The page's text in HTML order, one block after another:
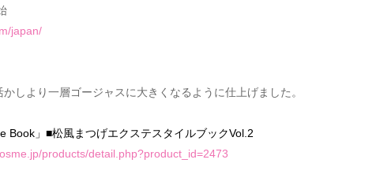
japan/
しより一層ゴージャスに大きくなるように仕上げました。
Book」■松風まつげエクステスタイルブックVol.2
products/detail.php?product_id=2473